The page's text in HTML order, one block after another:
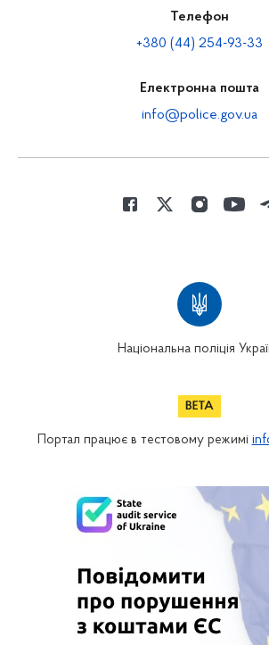
Телефон
+380 (44) 254-93-33
Електронна пошта
info@police.gov.ua
Національна поліція
Портал працює в тестовому режимі